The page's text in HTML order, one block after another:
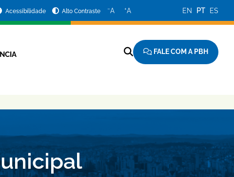
Acessibilidade Alto Contraste −A +A EN PT ES
FALE COM A PBH